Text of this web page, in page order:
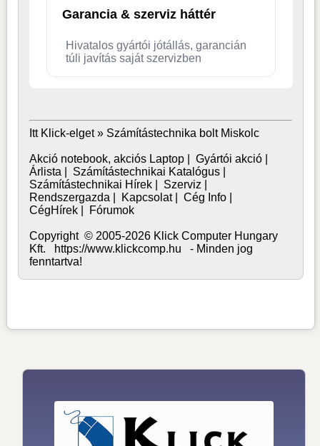
Garancia & szerviz háttér
Hivatalos gyártói jótállás, garancián
túli javítás saját szervizben
Itt Klick-elget » Számítástechnika bolt Miskolc
Akció notebook, akciós Laptop| Gyártói akció|
Árlista
Számítástechnikai Katalógus|
Számítástechnikai Hírek| Szerviz
Rendszergazda
Kapcsolat| Cég Info|
CégHírek| Fórumok
Copyright © 2005-2026 Klick Computer Hungary
Kft. https://www.klickcomp.hu - Minden jog
fenntartva!